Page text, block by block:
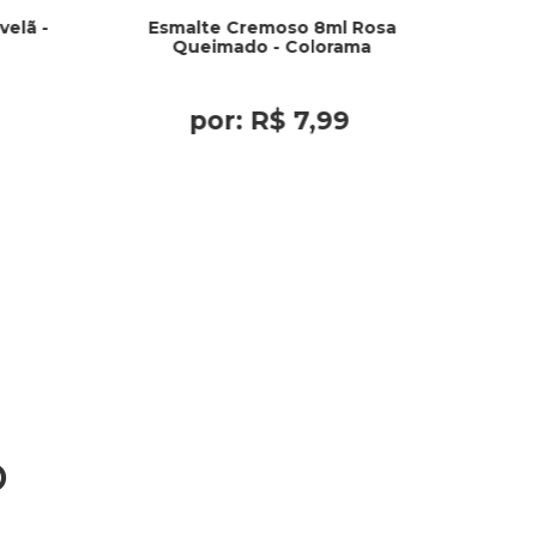
-
Esmalte Cremoso 8ml Rosa
Queimado - Colorama
por: R$ 7,99